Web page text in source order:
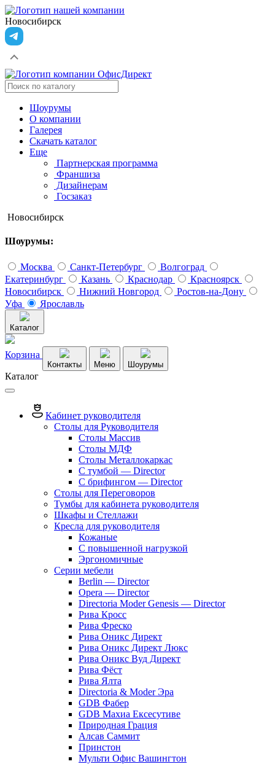
Новосибирск
Шоурумы
О компании
Галерея
Скачать каталог
Еще
Партнерская программа
Франшиза
Дизайнерам
Госзаказ
Новосибирск
Шоурумы:
Москва Санкт-Петербург
Волгоград
Екатеринбург
Казань Краснодар
Красноярск
Новосибирск
Нижний Новгород
Ростов-на-Дону
Уфа
Ярославль
Каталог
Корзина
Контакты Меню Шоурумы
Каталог
Кабинет руководителя
Столы для Руководителя
Столы Массив
Столы МДФ
Столы Металлокаркас
С тумбой — Director
C брифингом — Director
Столы для Переговоров
Тумбы для кабинета руководителя
Шкафы и Стеллажи
Кресла для руководителя
Кожаные
С повышенной нагрузкой
Эргономичные
Серии мебели
Berlin — Director
Opera — Director
Directoria Moder Genesis — Director
Рива Кросс
Рива Фреско
Рива Оникс Директ
Рива Оникс Директ Люкс
Рива Оникс Вуд Директ
Рива Фёст
Рива Ялта
Directoria & Moder Эра
GDB Фабер
GDB Махиа Ексесутиве
Природная Грация
Алсав Саммит
Принстон
Мульти Офис Вашингтон